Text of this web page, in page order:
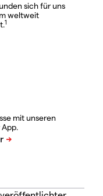
sich für uns
weltweit
1
mit unseren